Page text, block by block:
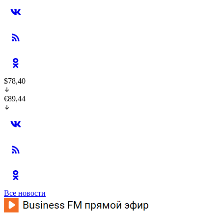
$78,40
€89,44
Все новости